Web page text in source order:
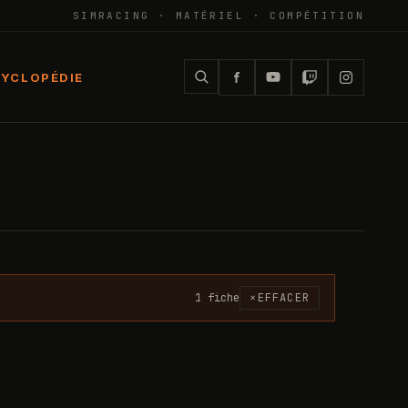
SIMRACING · MATÉRIEL · COMPÉTITION
1 fiche × EFFACER